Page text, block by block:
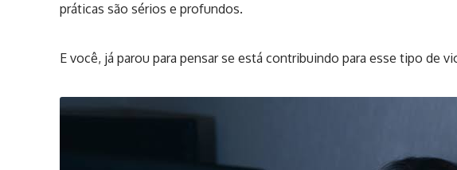
práticas são sérios e profundos.
E você, já parou para pensar se está contribuindo para esse tipo de